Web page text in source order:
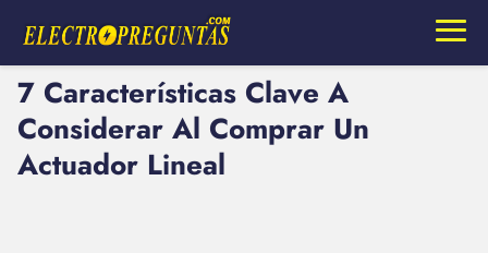
7 Características Clave A
Considerar Al Comprar Un
Actuador Lineal